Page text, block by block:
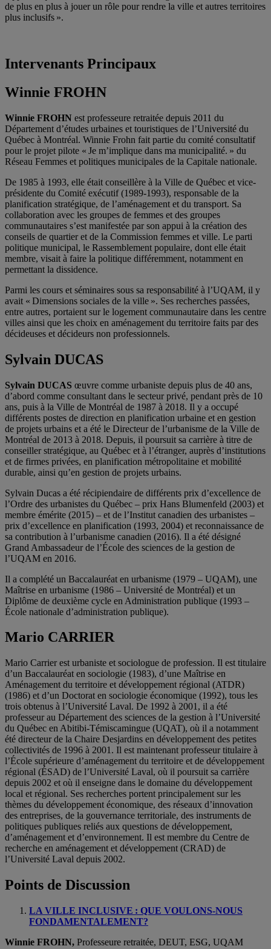
de plus en plus à jouer un rôle pour rendre la ville et autres territoires
plus inclusifs ».
Intervenants Principaux
Winnie FROHN
Winnie FROHN est professeure retraitée depuis 2011 du
Département d’études urbaines et touristiques de l’Université du
Québec à Montréal. Winnie Frohn fait partie du comité consultatif
pour le projet pilote « Je m’implique dans ma municipalité. » du
Réseau Femmes et politiques municipales de la Capitale nationale.
De 1985 à 1993, elle était conseillère à la Ville de Québec et vice-
présidente du Comité exécutif (1989-1993), responsable de la
planification stratégique, de l’aménagement et du transport. Sa
collaboration avec les groupes de femmes et des groupes
communautaires s’est manifestée par son appui à la création des
conseils de quartier et de la Commission femmes et ville. Le parti
politique municipal, le Rassemblement populaire, dont elle était
membre, visait à faire la politique différemment, notamment en
permettant la dissidence.
Parmi les cours et séminaires sous sa responsabilité à l’UQAM, il y
avait « Dimensions sociales de la ville ». Ses recherches passées,
entre autres, portaient sur le logement communautaire dans les centre
villes ainsi que les choix en aménagement du territoire faits par des
décideuses et décideurs non professionnels.
Sylvain DUCAS
Sylvain DUCAS œuvre comme urbaniste depuis plus de 40 ans,
d’abord comme consultant dans le secteur privé, pendant près de 10
ans, puis à la Ville de Montréal de 1987 à 2018. Il y a occupé
différents postes de direction en planification urbaine et en gestion
de projets urbains et a été le Directeur de l’urbanisme de la Ville de
Montréal de 2013 à 2018. Depuis, il poursuit sa carrière à titre de
conseiller stratégique, au Québec et à l’étranger, auprès d’institutions
et de firmes privées, en planification métropolitaine et mobilité
durable, ainsi qu’en gestion de projets urbains.
Sylvain Ducas a été récipiendaire de différents prix d’excellence de
l’Ordre des urbanistes du Québec – prix Hans Blumenfeld (2003) et
membre émérite (2015) – et de l’Institut canadien des urbanistes –
prix d’excellence en planification (1993, 2004) et reconnaissance de
sa contribution à l’urbanisme canadien (2016). Il a été désigné
Grand Ambassadeur de l’École des sciences de la gestion de
l’UQAM en 2016.
Il a complété un Baccalauréat en urbanisme (1979 – UQAM), une
Maîtrise en urbanisme (1986 – Université de Montréal) et un
Diplôme de deuxième cycle en Administration publique (1993 –
École nationale d’administration publique).
Mario CARRIER
Mario Carrier est urbaniste et sociologue de profession. Il est titulaire
d’un Baccalauréat en sociologie (1983), d’une Maîtrise en
Aménagement du territoire et développement régional (ATDR)
(1986) et d’un Doctorat en sociologie économique (1992), tous les
trois obtenus à l’Université Laval. De 1992 à 2001, il a été
professeur au Département des sciences de la gestion à l’Université
du Québec en Abitibi-Témiscamingue (UQAT), où il a notamment
été directeur de la Chaire Desjardins en développement des petites
collectivités de 1996 à 2001. Il est maintenant professeur titulaire à
l’École supérieure d’aménagement du territoire et de développement
régional (ÉSAD) de l’Université Laval, où il poursuit sa carrière
depuis 2002 et où il enseigne dans le domaine du développement
local et régional. Ses recherches portent principalement sur les
thèmes du développement économique, des réseaux d’innovation
des entreprises, de la gouvernance territoriale, des instruments de
politiques publiques reliés aux questions de développement,
d’aménagement et d’environnement. Il est membre du Centre de
recherche en aménagement et développement (CRAD) de
l’Université Laval depuis 2002.
Points de Discussion
LA VILLE INCLUSIVE : QUE VOULONS-NOUS
FONDAMENTALEMENT?
Winnie FROHN, Professeure retraitée, DEUT, ESG, UQAM